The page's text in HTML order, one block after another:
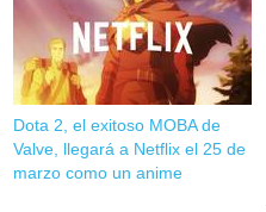
Dota 2, el exitoso MOBA de
Valve, llegará a Netflix el 25 de
marzo como un anime